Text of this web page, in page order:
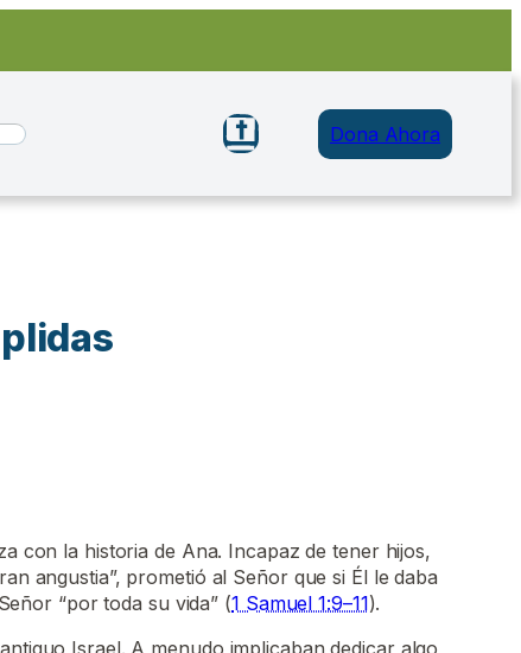
Dona Ahora
con la historia de Ana. Incapaz de tener hijos,
angustia”, prometió al Señor que si Él le daba
“por toda su vida” (1 Samuel 1:9–11).